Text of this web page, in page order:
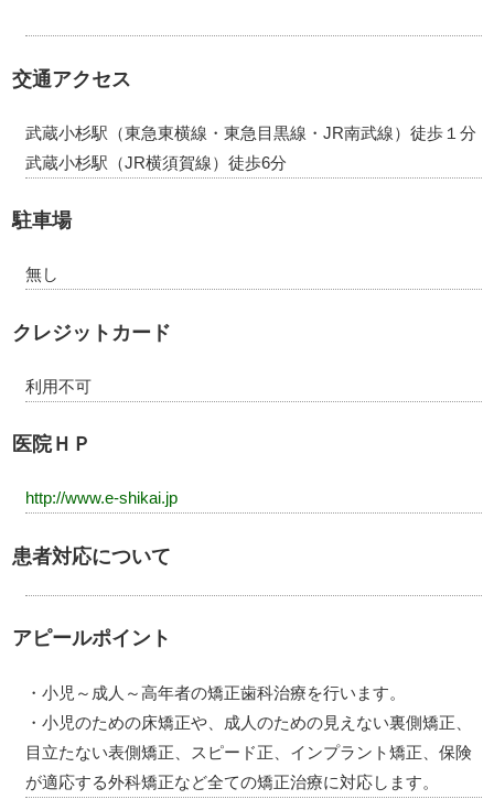
交通アクセス
武蔵小杉駅（東急東横線・東急目黒線・JR南武線）徒歩１分
武蔵小杉駅（JR横須賀線）徒歩6分
駐車場
無し
クレジットカード
利用不可
医院ＨＰ
http://www.e-shikai.jp
患者対応について
アピールポイント
・小児～成人～高年者の矯正歯科治療を行います。
・小児のための床矯正や、成人のための見えない裏側矯正、
目立たない表側矯正、スピード正、インプラント矯正、保険
が適応する外科矯正など全ての矯正治療に対応します。